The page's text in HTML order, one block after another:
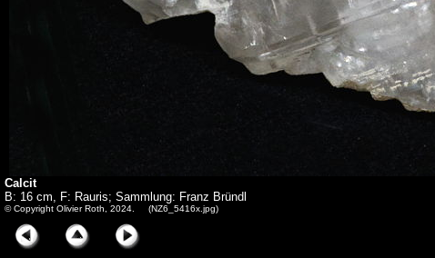
Calcit
B: 16 cm, F: Rauris; Sammlung: Franz Bründl
© Copyright Olivier Roth, 2024. (NZ6_5416x.jpg)